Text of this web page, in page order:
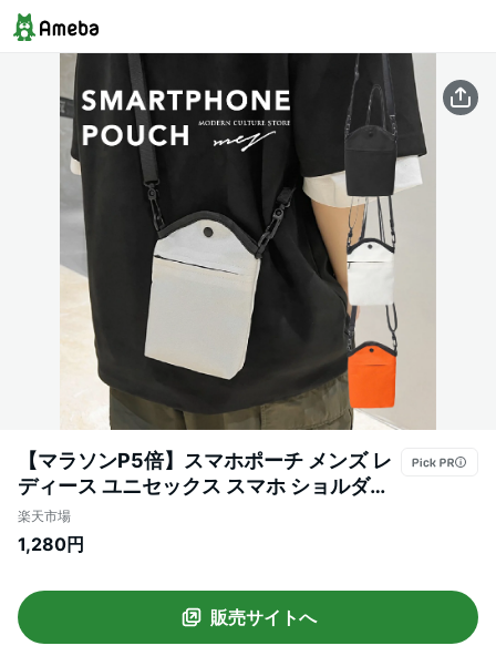
【マラソンP5倍】スマホポーチ メンズ レ
ディース ユニセックス スマホ ショルダー
斜め掛け 肩掛け アウトドア ショルダーバ
ッグ ストラップ おしゃれ 撥水 スマホポシ
ィース 縦型 android iphone 小物入れ
楽天市場
1,280円
販売サイトへ